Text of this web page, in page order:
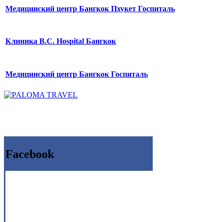
Медицинский центр Бангкок Пхукет Госпиталь
Клиника B.C. Hospital Бангкок
Медицинский центр Бангкок Госпиталь
Facebook